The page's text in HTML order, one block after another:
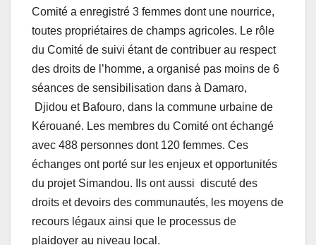
Comité a enregistré 3 femmes dont une nourrice,
toutes propriétaires de champs agricoles. Le rôle
du Comité de suivi étant de contribuer au respect
des droits de l’homme, a organisé pas moins de 6
séances de sensibilisation dans à Damaro,
Djidou et Bafouro, dans la commune urbaine de
Kérouané. Les membres du Comité ont échangé
avec 488 personnes dont 120 femmes. Ces
échanges ont porté sur les enjeux et opportunités
du projet Simandou. Ils ont aussi discuté des
droits et devoirs des communautés, les moyens de
recours légaux ainsi que le processus de
plaidoyer au niveau local.